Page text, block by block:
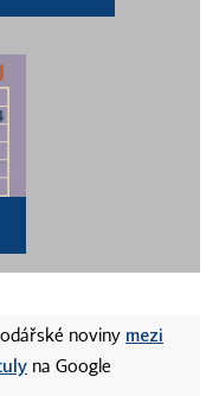
noviny mezi
na Google